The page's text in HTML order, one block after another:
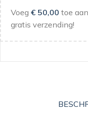
Voeg € 50,00 toe
gratis verzending!